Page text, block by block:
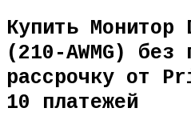
Купить Монитор
(210-AWMG) без
рассрочку от
10 платежей